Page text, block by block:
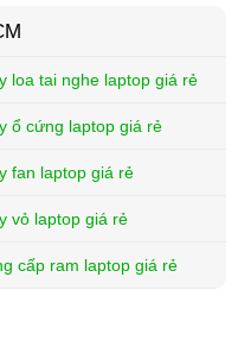
loa tai nghe laptop giá rẻ
ổ cứng laptop giá rẻ
fan laptop giá rẻ
vỏ laptop giá rẻ
cấp ram laptop giá rẻ